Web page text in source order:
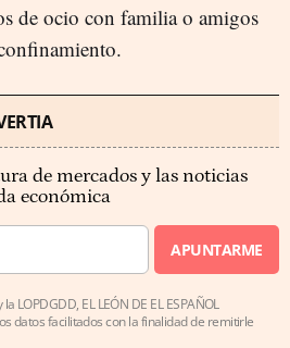
de ocio con familia o amigos
de mercados y las noticias
económica
APUNTARME
LOPDGDD, EL LEÓN DE EL ESPAÑOL
datos facilitados con la finalidad de remitirle